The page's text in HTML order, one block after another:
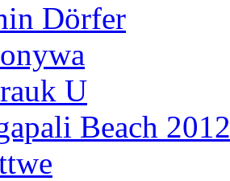
Dörfer
U
Beach 2012